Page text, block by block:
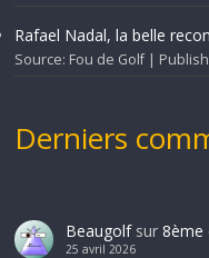
Rafael Nadal, la belle
Source: Fou de Golf
Derniers
Beaugolfsur 8ème
25 avril 2026